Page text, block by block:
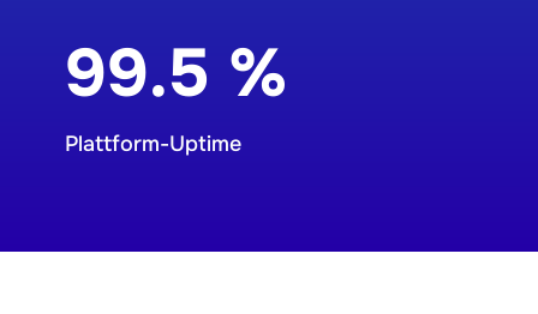
99.5 %
Plattform-Uptime